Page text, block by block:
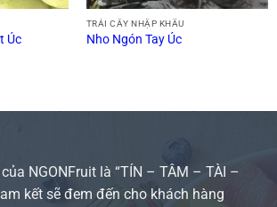
Úc
TRÁI CÂY NHẬP KHẨU
Nho Ngón Tay Úc
NGONFruit là “TÍN – TÂM – TÀI –
kết sẽ đem đến cho khách hàng